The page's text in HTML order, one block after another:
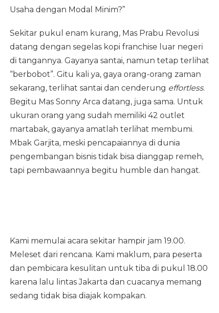
Usaha dengan Modal Minim?”
Sekitar pukul enam kurang, Mas Prabu Revolusi
datang dengan segelas kopi franchise luar negeri
di tangannya. Gayanya santai, namun tetap terlihat
“berbobot”. Gitu kali ya, gaya orang-orang zaman
sekarang, terlihat santai dan cenderung effortless.
Begitu Mas Sonny Arca datang, juga sama. Untuk
ukuran orang yang sudah memiliki 42 outlet
martabak, gayanya amatlah terlihat membumi.
Mbak Garjita, meski pencapaiannya di dunia
pengembangan bisnis tidak bisa dianggap remeh,
tapi pembawaannya begitu humble dan hangat.
Kami memulai acara sekitar hampir jam 19.00.
Meleset dari rencana. Kami maklum, para peserta
dan pembicara kesulitan untuk tiba di pukul 18.00
karena lalu lintas Jakarta dan cuacanya memang
sedang tidak bisa diajak kompakan.